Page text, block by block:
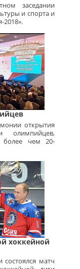
заседании
и спорта и
2018».
открытия
олимпийцев,
более чем 20-
хоккейной
матч